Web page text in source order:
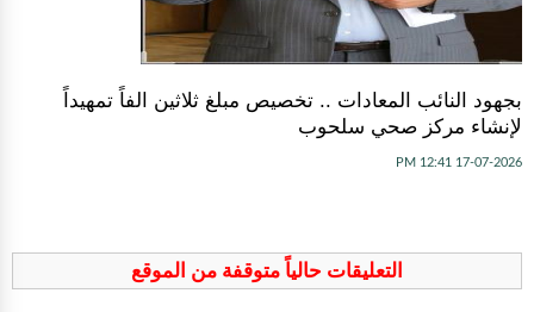
بجهود النائب المعادات .. تخصيص مبلغ ثلاثين الفاً تمهيداً
لإنشاء مركز صحي سلحوب
17-07-2026 12:41 PM
التعليقات حالياً متوقفة من الموقع